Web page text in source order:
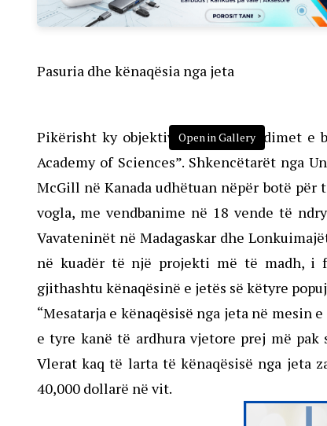
Pasuria dhe kënaqësia nga jeta
Open in Gallery
Pikërisht ky objektiv frymëzoi studimet e
Academy of Sciences”. Shkencëtarët nga
McGill në Kanada udhëtuan nëpër botë
vogla, me vendbanime në 18 vende të
Vavateninët në Madagaskar dhe
në kuadër të një projekti më të madh, i
gjithashtu kënaqësinë e jetës së këtyre
“Mesatarja e kënaqësisë nga jeta në mesin
e tyre kanë të ardhura vjetore prej më pak
Vlerat kaq të larta të kënaqësisë nga jeta
40,000 dollarë në vit.